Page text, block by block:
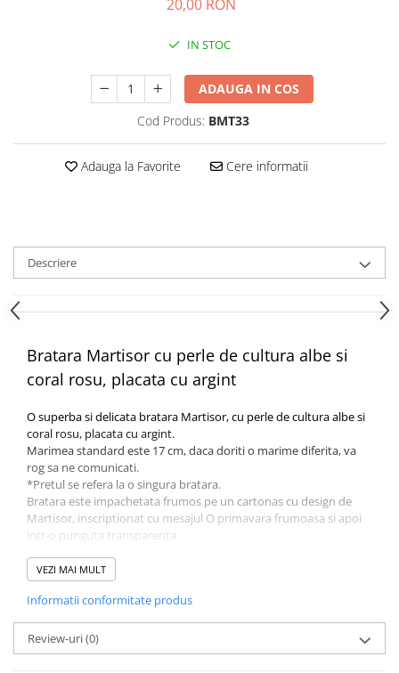
20,00 RON
IN STOC
ADAUGA IN COS
Cod Produs: BMT33
Adauga la Favorite Cere informatii
Descriere
Bratara Martisor cu perle de cultura albe si
coral rosu, placata cu argint
O superba si delicata bratara Martisor, cu perle de cultura albe si
coral rosu, placata cu argint.
Marimea standard este 17 cm, daca doriti o marime diferita, va
rog sa ne comunicati.
*Pretul se refera la o singura bratara.
Bratara este impachetata frumos pe un cartonas cu design de
Martisor, inscriptionat cu mesajul O primavara frumoasa si apoi
intr-o punguta transparenta.
* Aceste produse sunt lucrate manual; eventualele
imperfectiuni nu sunt considerate defecte, ele nu fac
decat sa sporeasca frumusetea bijuteriei.
Va invitam pe pagina noastra de facebook, pentru a
vizualiza albumele de fotografii cu toate modelele realizate
VEZI MAI MULT
Informatii conformitate produs
Review-uri(0)